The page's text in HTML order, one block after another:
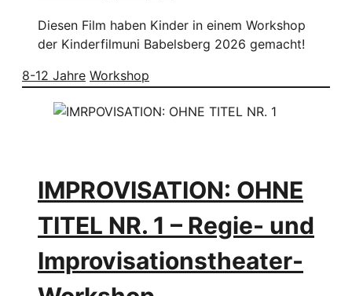
Diesen Film haben Kinder in einem Workshop
der Kinderfilmuni Babelsberg 2026 gemacht!
8-12 Jahre Workshop
IMPROVISATION: OHNE
TITEL NR. 1 – Regie- und
Improvisationstheater-